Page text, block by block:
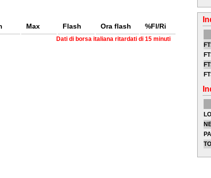
Max Flash Ora flash %Fl/Ri
Dati di borsa italiana ritardati di 15 minuti